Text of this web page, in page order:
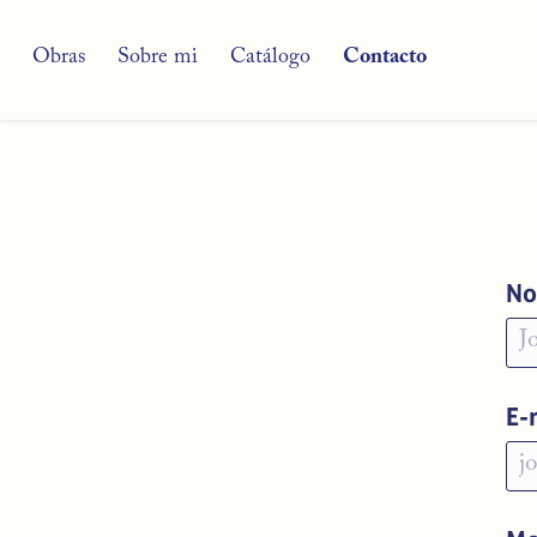
Obras Sobre mi Catálogo Contacto